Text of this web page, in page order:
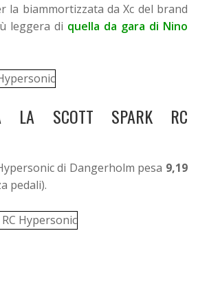
la biammortizzata da Xc del brand
leggera di quella da gara di Nino
LA SCOTT SPARK RC
di Dangerholm pesa 9,19
pedali).